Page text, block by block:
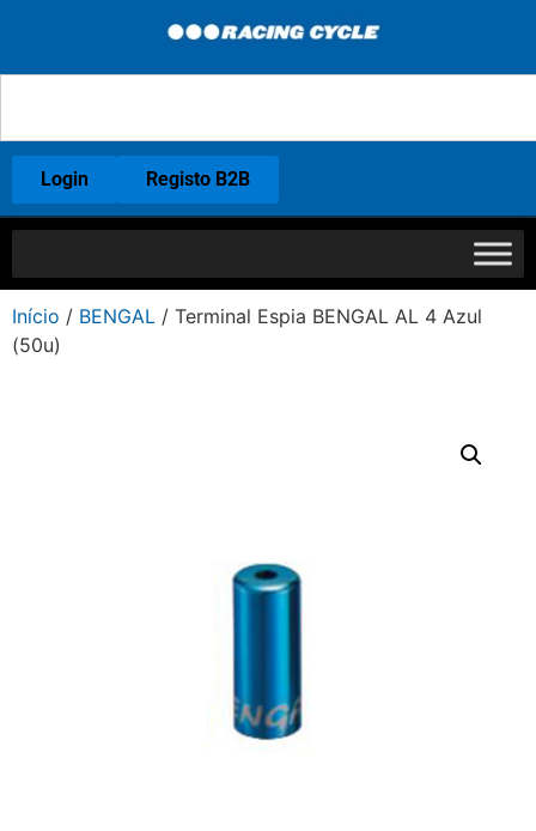
Login Registo B2B
Início / BENGAL / Terminal Espia BENGAL AL 4 Azul
(50u)